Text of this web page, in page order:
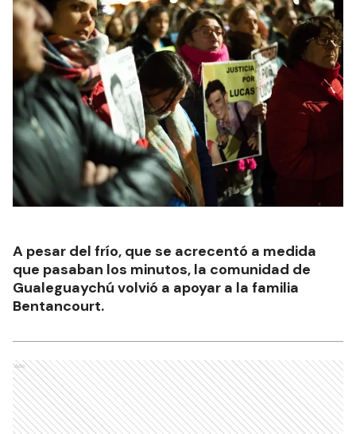
A pesar del frío, que se acrecentó a medida
que pasaban los minutos, la comunidad de
Gualeguaychú volvió a apoyar a la familia
Bentancourt.
Ads